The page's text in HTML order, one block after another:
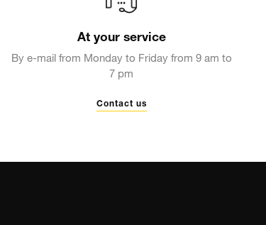
FOUR SEASONS
At your service
By e-mail from Monday to Friday from 9 am to
7 pm
Contact us